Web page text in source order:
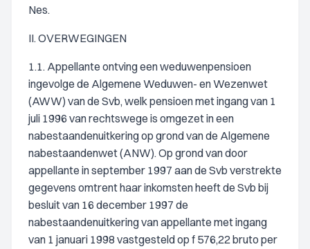
Nes.
II. OVERWEGINGEN
1.1. Appellante ontving een weduwenpensioen
ingevolge de Algemene Weduwen- en Wezenwet
(AWW) van de Svb, welk pensioen met ingang van 1
juli 1996 van rechtswege is omgezet in een
nabestaandenuitkering op grond van de Algemene
nabestaandenwet (ANW). Op grond van door
appellante in september 1997 aan de Svb verstrekte
gegevens omtrent haar inkomsten heeft de Svb bij
besluit van 16 december 1997 de
nabestaandenuitkering van appellante met ingang
van 1 januari 1998 vastgesteld op f 576,22 bruto per